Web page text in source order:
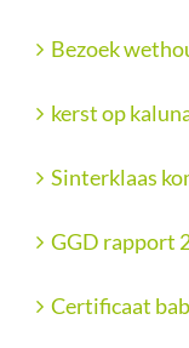
Bezoek
kerst op
Sinterklaas
GGD rapport
Certificaat